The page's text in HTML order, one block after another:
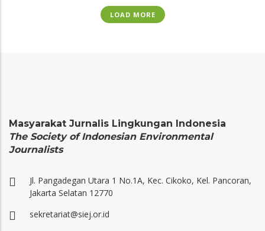
LOAD MORE
Masyarakat Jurnalis Lingkungan Indonesia
The Society of Indonesian Environmental
Journalists
Jl. Pangadegan Utara 1 No.1A, Kec. Cikoko, Kel. Pancoran,
Jakarta Selatan 12770
sekretariat@siej.or.id